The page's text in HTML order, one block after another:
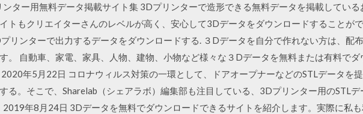
ター用無料データ掲載サイト集 3Dプリンターで造形できる無料データを掲載している
トもクリエイターさんのレベルが高く、安心して3Dデータをダウンロードすることが
リンターで出力するデータをダウンロードする. ３Dデータを自分で作れない方は、配
。 自動車、家電、家具、人物、建物、小物など様々な３Dデータを無料または有料でダ
2020年5月22日 コロナウィルス対策の一環として、ドアオープナーなどのSTLデータを
る。そこで、Sharelab（シェアラボ）編集部も注目している、3Dプリンター用のSTL
年8月24日 3Dデータを無料でダウンロードできるサイトを紹介します。実際に私